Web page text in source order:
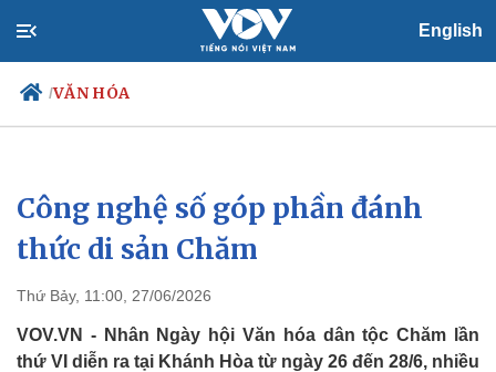
English
/VĂN HÓA
Chính trị
Đảng
Tổ chức nhân sự
Nhận diện sự thật
Xã hội
Việc làm
Biển đảo
Công nghệ số góp phần đánh
thức di sản Chăm
Thứ Bảy, 11:00, 27/06/2026
VOV.VN - Nhân Ngày hội Văn hóa dân tộc Chăm lần
thứ VI diễn ra tại Khánh Hòa từ ngày 26 đến 28/6, nhiều